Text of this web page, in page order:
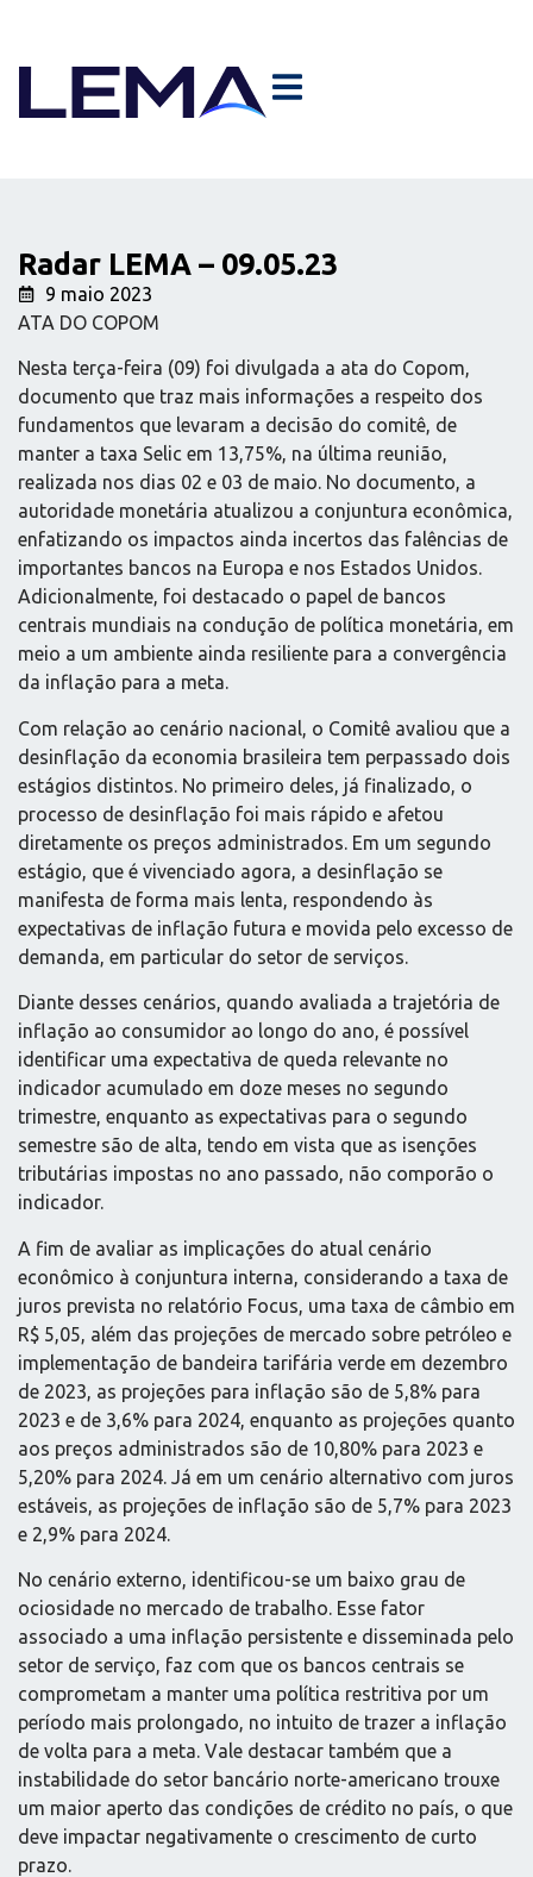
Radar LEMA – 09.05.23
9 maio 2023
ATA DO COPOM
Nesta terça-feira (09) foi divulgada a ata do Copom,
documento que traz mais informações a respeito dos
fundamentos que levaram a decisão do comitê, de
manter a taxa Selic em 13,75%, na última reunião,
realizada nos dias 02 e 03 de maio. No documento, a
autoridade monetária atualizou a conjuntura econômica,
enfatizando os impactos ainda incertos das falências de
importantes bancos na Europa e nos Estados Unidos.
Adicionalmente, foi destacado o papel de bancos
centrais mundiais na condução de política monetária, em
meio a um ambiente ainda resiliente para a convergência
da inflação para a meta.
Com relação ao cenário nacional, o Comitê avaliou que a
desinflação da economia brasileira tem perpassado dois
estágios distintos. No primeiro deles, já finalizado, o
processo de desinflação foi mais rápido e afetou
diretamente os preços administrados. Em um segundo
estágio, que é vivenciado agora, a desinflação se
manifesta de forma mais lenta, respondendo às
expectativas de inflação futura e movida pelo excesso de
demanda, em particular do setor de serviços.
Diante desses cenários, quando avaliada a trajetória de
inflação ao consumidor ao longo do ano, é possível
identificar uma expectativa de queda relevante no
indicador acumulado em doze meses no segundo
trimestre, enquanto as expectativas para o segundo
semestre são de alta, tendo em vista que as isenções
tributárias impostas no ano passado, não comporão o
indicador.
A fim de avaliar as implicações do atual cenário
econômico à conjuntura interna, considerando a taxa de
juros prevista no relatório Focus, uma taxa de câmbio em
R$ 5,05, além das projeções de mercado sobre petróleo e
implementação de bandeira tarifária verde em dezembro
de 2023, as projeções para inflação são de 5,8% para
2023 e de 3,6% para 2024, enquanto as projeções quanto
aos preços administrados são de 10,80% para 2023 e
5,20% para 2024. Já em um cenário alternativo com juros
estáveis, as projeções de inflação são de 5,7% para 2023
e 2,9% para 2024.
No cenário externo, identificou-se um baixo grau de
ociosidade no mercado de trabalho. Esse fator
associado a uma inflação persistente e disseminada pelo
setor de serviço, faz com que os bancos centrais se
comprometam a manter uma política restritiva por um
período mais prolongado, no intuito de trazer a inflação
de volta para a meta. Vale destacar também que a
instabilidade do setor bancário norte-americano trouxe
um maior aperto das condições de crédito no país, o que
deve impactar negativamente o crescimento de curto
prazo.